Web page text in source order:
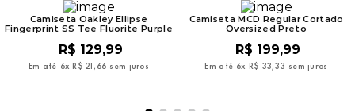
Camiseta Oakley Ellipse
Fingerprint SS Tee Fluorite Purple
R$ 129,99
Em até 6x R$ 21 , 66 sem juros
Camiseta MCD Regular Cortado
Oversized Preto
R$ 199,99
Em até 6x R$ 33,33 sem juros